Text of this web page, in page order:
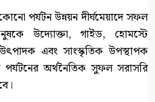
পর্যটন উন্নয়ন দীর্ঘমেয়াদে সফল
উদ্যোক্তা, গাইড, হোমস্টে
এবং সাংস্কৃতিক উপস্থাপক
অর্থনৈতিক সুফল সরাসরি